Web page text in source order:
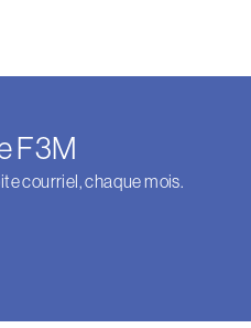
F3M
courriel, chaque mois.